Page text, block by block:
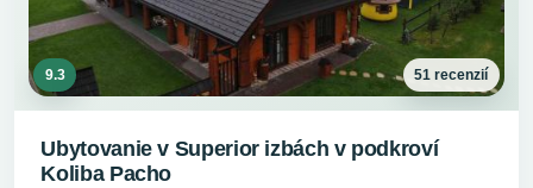
9.3 51 recenzií
Ubytovanie v Superior izbách v podkroví
Koliba Pacho